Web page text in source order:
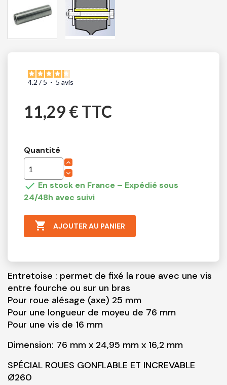
4.2 / 5 - 5 avis
11,29 € TTC
Quantité
 En stock en France – Expédié sous
24/48h avec suivi
 AJOUTER AU PANIER
Entretoise : permet de fixé la roue avec une vis
entre fourche ou sur un bras
Pour roue alésage (axe) 25 mm
Pour une longueur de moyeu de 76 mm
Pour une vis de 16 mm
Dimension: 76 mm x 24,95 mm x 16,2 mm
SPÉCIAL ROUES GONFLABLE ET INCREVABLE
Ø260